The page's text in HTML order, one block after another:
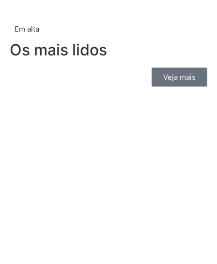
Em alta
Os mais lidos
Veja mais